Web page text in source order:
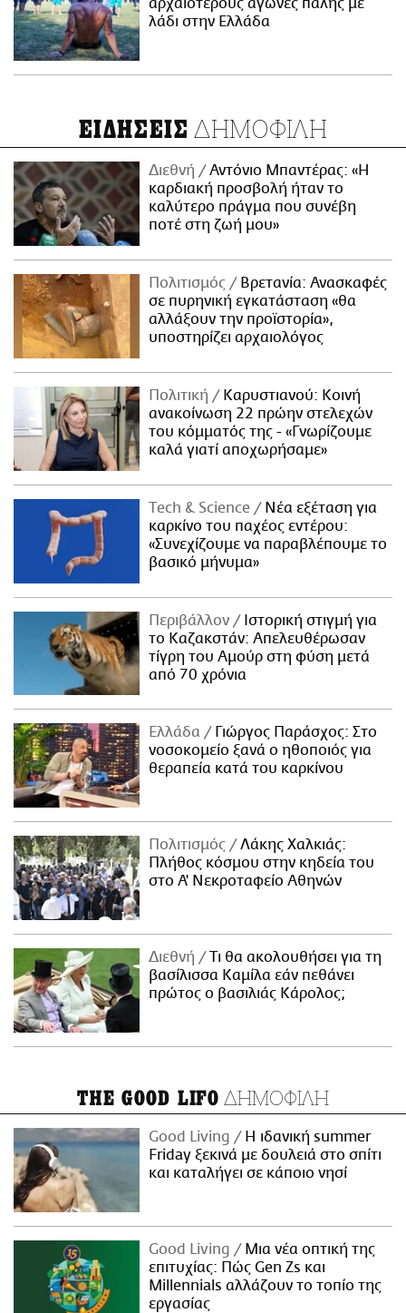
αρχαιότερους αγώνες πάλης με
λάδι στην Ελλάδα
ΕΙΔΗΣΕΙΣ ΔΗΜΟΦΙΛΗ
Διεθνή
Αντόνιο Μπαντέρας: «Η
καρδιακή προσβολή ήταν το
καλύτερο πράγμα που συνέβη
ποτέ στη ζωή μου»
Πολιτισμός
Βρετανία: Ανασκαφές
σε πυρηνική εγκατάσταση «θα
αλλάξουν την προϊστορία»,
υποστηρίζει αρχαιολόγος
Πολιτική
Καρυστιανού: Κοινή
ανακοίνωση 22 πρώην στελεχών
του κόμματός της - «Γνωρίζουμε
καλά γιατί αποχωρήσαμε»
Τech & Science
Νέα εξέταση για
καρκίνο του παχέος εντέρου:
«Συνεχίζουμε να παραβλέπουμε το
βασικό μήνυμα»
Περιβάλλον
Ιστορική στιγμή για
το Καζακστάν: Απελευθέρωσαν
τίγρη του Αμούρ στη φύση μετά
από 70 χρόνια
Ελλάδα
Γιώργος Παράσχος: Στο
νοσοκομείο ξανά ο ηθοποιός για
θεραπεία κατά του καρκίνου
Πολιτισμός
Λάκης Χαλκιάς:
Πλήθος κόσμου στην κηδεία του
στο Α' Νεκροταφείο Αθηνών
Διεθνή
Τι θα ακολουθήσει για τη
βασίλισσα Καμίλα εάν πεθάνει
πρώτος ο βασιλιάς Κάρολος;
THE GOOD LIFO ΔΗΜΟΦΙΛΗ
Good Living
Η ιδανική summer
Friday ξεκινά με δουλειά στο σπίτι
και καταλήγει σε κάποιο νησί
Good Living
Μια νέα οπτική της
επιτυχίας: Πώς Gen Zs και
Millennials αλλάζουν το τοπίο της
εργασίας